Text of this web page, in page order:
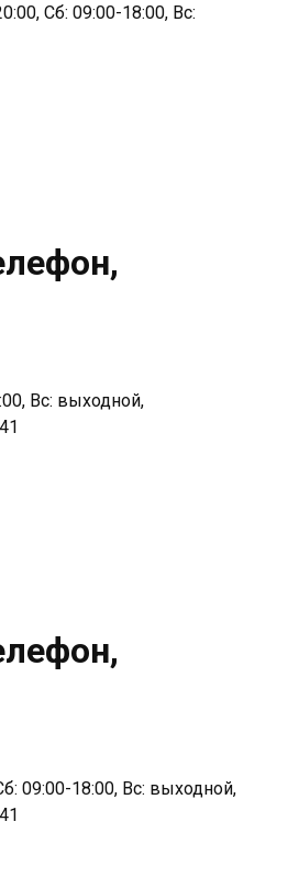
Сб: 09:00-18:00, Вс:
Вс: выходной,
09:00-18:00, Вс: выходной,